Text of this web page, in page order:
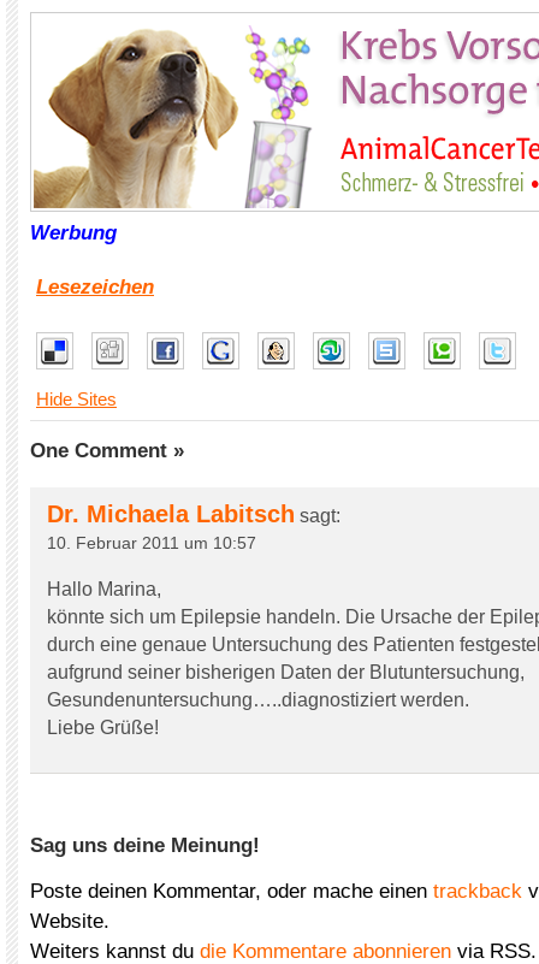
Werbung
Lesezeichen
Hide Sites
One Comment »
Dr. Michaela Labitsch sagt:
10. Februar 2011 um 10:57
Hallo Marina,
könnte sich um Epilepsie handeln. Die Ursache der
durch eine genaue Untersuchung des Patienten
aufgrund seiner bisherigen Daten der Blutuntersuchung,
Gesundenuntersuchung…..diagnostiziert werden.
Liebe Grüße!
Sag uns deine Meinung!
Poste deinen Kommentar, oder mache einen trackback
Website.
Weiters kannst du die Kommentare abonnieren via RSS.